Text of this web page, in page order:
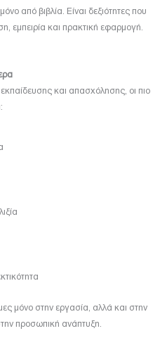
από βιβλία. Είναι δεξιότητες που
εμπειρία και πρακτική εφαρμογή.
και απασχόλησης, οι πιο
μόνο στην εργασία, αλλά και στην
προσωπική ανάπτυξη.